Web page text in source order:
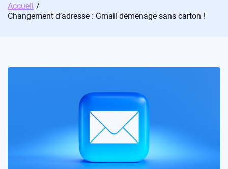
Accueil
Changement d’adresse : Gmail déménage sans carton !